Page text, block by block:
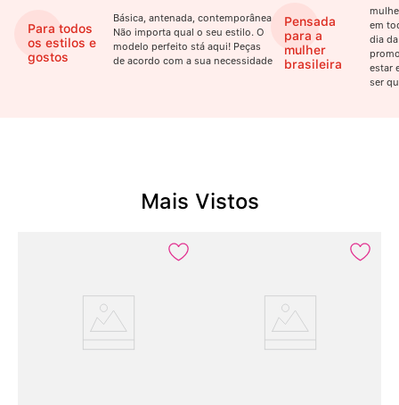
Para todos
os estilos e
gostos
Básica, antenada, contemporânea.
Não importa qual o seu estilo. O
modelo perfeito stá aqui! Peças
de acordo com a sua necessidade
Pensada
para a
mulher
brasileira
em
dia
estar
ser
Mais Vistos